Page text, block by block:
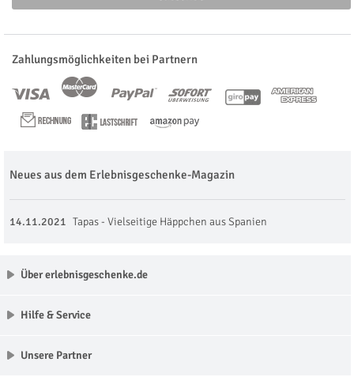
Zahlungsmöglichkeiten bei Partnern
Neues aus dem Erlebnisgeschenke-Magazin
14.11.2021 Tapas - Vielseitige Häppchen aus Spanien
Über erlebnisgeschenke.de
Hilfe & Service
Unsere Partner